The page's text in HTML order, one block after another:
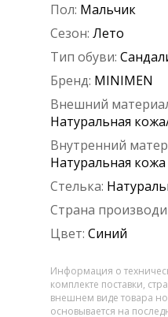
Пол: Мальчик
Сезон: Лето
Тип обуви:
Бренд: MINIMEN
Внешний
Натуральная
Внутренний
Натуральная кожа
Стелька:
Страна
Цвет: Синий
Информация о
комплекте поставки,
внешнем виде товара
основывается на